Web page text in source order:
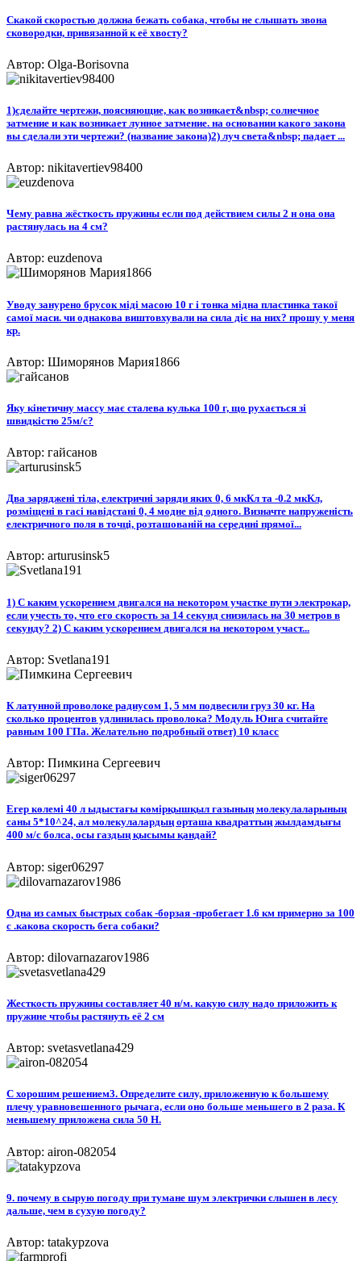
Скакой скоростью должна бежать собака, чтобы не слышать звона
сковородки, привязанной к её хвосту?
Автор: Olga-Borisovna
1)сделайте чертежи, поясняющие, как возникает&nbsp; солнечное
затмение и как возникает лунное затмение. на основании какого закона
вы сделали эти чертежи? (название закона)2) луч света&nbsp; падает ...
Автор: nikitavertiev98400
Чему равна жёсткость пружины если под действием силы 2 н она она
растянулась на 4 см?
Автор: euzdenova
Уводу занурено брусок міді масою 10 г і тонка мідна пластинка такої
самої маси. чи однакова виштовхували на сила діє на них? прошу у меня
кр.
Автор: Шиморянов Мария1866
Яку кінетичну массу має сталева кулька 100 г, що рухається зі
швидкістю 25м/с?​
Автор: гайсанов
Два заряджені тіла, електричні заряди яких 0, 6 мкКл та -0.2 мкКл,
розміщені в гасі навідстані 0, 4 модне від одного. Визначте напруженість
електричного поля в точці, розташованій на середині прямої...
Автор: arturusinsk5
1) С каким ускорением двигался на некотором участке пути электрокар,
если учесть то, что его скорость за 14 секунд снизилась на 30 метров в
секунду? 2) С каким ускорением двигался на некотором участ...
Автор: Svetlana191
К латунной проволоке радиусом 1, 5 мм подвесили груз 30 кг. На
сколько процентов удлинилась проволока? Модуль Юнга считайте
равным 100 ГПа. Желательно подробный ответ) 10 класс
Автор: Пимкина Сергеевич
Егер көлемі 40 л ыдыстағы көмірқышқыл газының молекулаларының
саны 5*10^24, ал молекулалардың орташа квадраттың жылдамдығы
400 м/с болса, осы газдың қысымы қандай?
Автор: siger06297
Одна из самых быстрых собак -борзая -пробегает 1.6 км примерно за 100
с .какова скорость бега собаки?
Автор: dilovarnazarov1986
Жесткость пружины составляет 40 н/м. какую силу надо приложить к
пружине чтобы растянуть её 2 см
Автор: svetasvetlana429
С хорошим решением3. Определите силу, приложенную к большему
плечу уравновешенного рычага, если оно больше меньшего в 2 раза. К
меньшему приложена сила 50 Н.
Автор: airon-082054
9. почему в сырую погоду при тумане шум электрички слышен в лесу
дальше, чем в сухую погоду?
Автор: tatakypzova